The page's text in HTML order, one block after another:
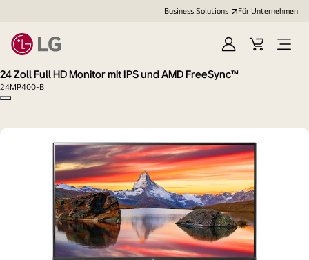
Business Solutions Für Unternehmen
Anmelden
Cart
Open
24 Zoll Full HD Monitor mit IPS und AMD FreeSync™
24MP400-B
Copy model name